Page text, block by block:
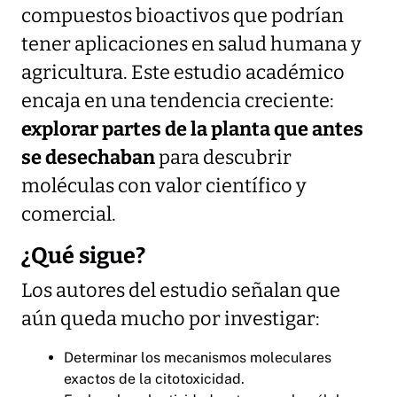
compuestos bioactivos que podrían
tener aplicaciones en salud humana y
agricultura. Este estudio académico
encaja en una tendencia creciente:
explorar partes de la planta que antes
se desechabanpara descubrir
moléculas con valor científico y
comercial.
¿Qué sigue?
Los autores del estudio señalan que
aún queda mucho por investigar:
Determinar los mecanismos moleculares
exactos de la citotoxicidad.